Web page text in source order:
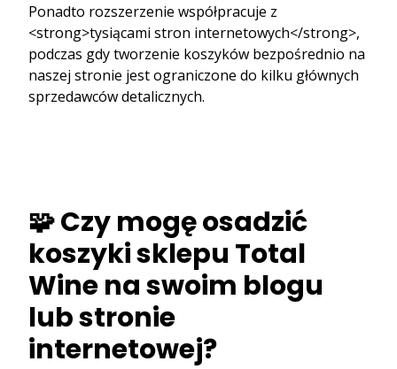
Ponadto rozszerzenie współpracuje z
<strong>tysiącami stron internetowych</strong>,
podczas gdy tworzenie koszyków bezpośrednio na
naszej stronie jest ograniczone do kilku głównych
sprzedawców detalicznych.
🧩 Czy mogę osadzić
koszyki sklepu Total
Wine na swoim blogu
lub stronie
internetowej?